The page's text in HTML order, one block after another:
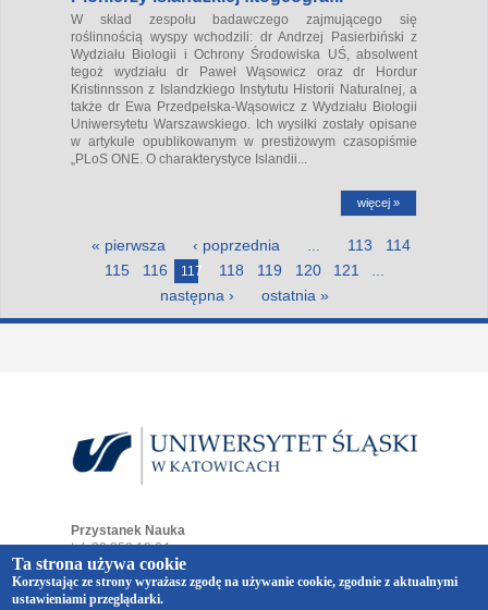
W skład zespołu badawczego zajmującego się
roślinnością wyspy wchodzili: dr Andrzej Pasierbiński z
Wydziału Biologii i Ochrony Środowiska UŚ, absolwent
tegoż wydziału dr Paweł Wąsowicz oraz dr Hordur
Kristinnsson z Islandzkiego Instytutu Historii Naturalnej, a
także dr Ewa Przedpełska-Wąsowicz z Wydziału Biologii
Uniwersytetu Warszawskiego. Ich wysiłki zostały opisane
w artykule opublikowanym w prestiżowym czasopiśmie
„PLoS ONE. O charakterystyce Islandii...
więcej »
« pierwsza ‹ poprzednia 113
114
115
116 117 118 119 120 121
następna › ostatnia »
Przystanek Nauka
tel. 32 359 19 64
e-mail:przystaneknauka@us.edu.pl
ul. Bankowa 12
40-007 Katowice
Ta strona używa cookie
Korzystając ze strony wyrażasz zgodę na używanie cookie, zgodnie z aktualnymi
ustawieniami przeglądarki.